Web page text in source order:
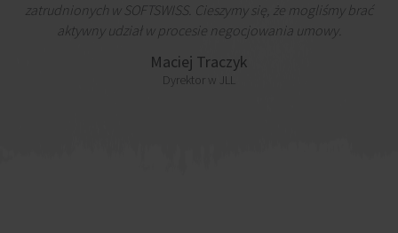
zatrudnionych w SOFTSWISS. Cieszymy się, że mogliśmy brać
aktywny udział w procesie negocjowania umowy.
Maciej Traczyk
Dyrektor w JLL